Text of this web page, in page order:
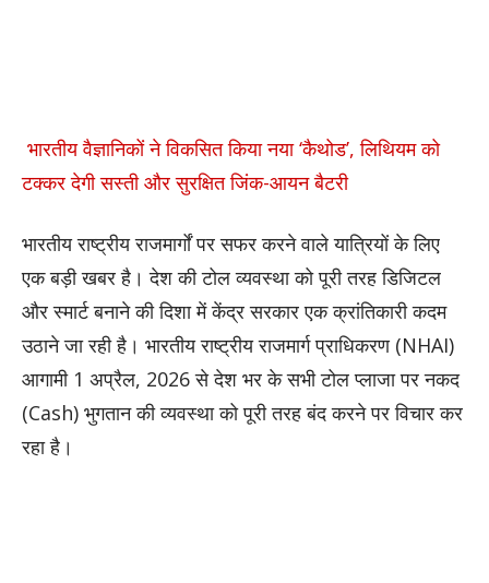
भारतीय वैज्ञानिकों ने विकसित किया नया ‘कैथोड’, लिथियम को
टक्कर देगी सस्ती और सुरक्षित जिंक-आयन बैटरी
भारतीय राष्ट्रीय राजमार्गों पर सफर करने वाले यात्रियों के लिए
एक बड़ी खबर है। देश की टोल व्यवस्था को पूरी तरह डिजिटल
और स्मार्ट बनाने की दिशा में केंद्र सरकार एक क्रांतिकारी कदम
उठाने जा रही है। भारतीय राष्ट्रीय राजमार्ग प्राधिकरण (NHAI)
आगामी 1 अप्रैल, 2026 से देश भर के सभी टोल प्लाजा पर नकद
(Cash) भुगतान की व्यवस्था को पूरी तरह बंद करने पर विचार कर
रहा है।